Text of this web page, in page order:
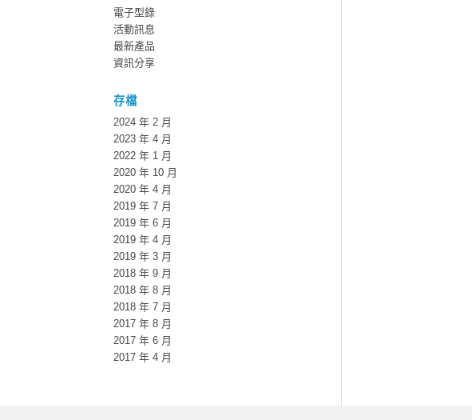
電子型錄
活動訊息
最新產品
資訊分享
存檔
2024 年 2 月
2023 年 4 月
2022 年 1 月
2020 年 10 月
2020 年 4 月
2019 年 7 月
2019 年 6 月
2019 年 4 月
2019 年 3 月
2018 年 9 月
2018 年 8 月
2018 年 7 月
2017 年 8 月
2017 年 6 月
2017 年 4 月